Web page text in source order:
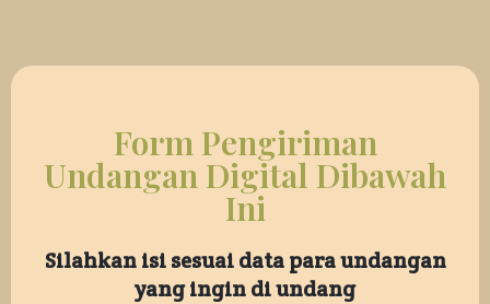
Form Pengiriman
Undangan Digital Dibawah
Ini
Silahkan isi sesuai data para undangan
yang ingin di undang